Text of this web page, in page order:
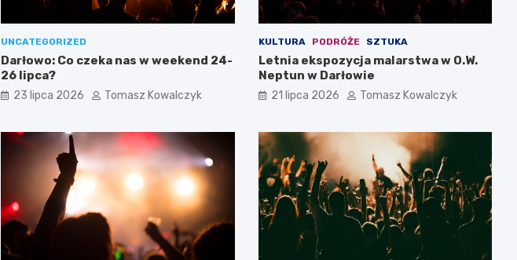
UNCATEGORIZED
Darłowo: Co czeka nas w weekend 24-
26 lipca?
23 lipca 2026 Tomasz Kowalczyk
KULTURA PODRÓŻE SZTUKA
Letnia ekspozycja malarstwa w O.W.
Neptun w Darłowie
21 lipca 2026 Tomasz Kowalczyk